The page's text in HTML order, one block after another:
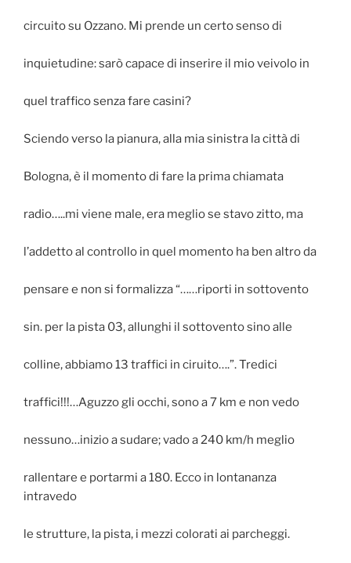
circuito su Ozzano. Mi prende un certo senso di
inquietudine: sarò capace di inserire il mio veivolo in
quel traffico senza fare casini?
Sciendo verso la pianura, alla mia sinistra la città di
Bologna, è il momento di fare la prima chiamata
radio…..mi viene male, era meglio se stavo zitto, ma
l’addetto al controllo in quel momento ha ben altro da
pensare e non si formalizza “……riporti in sottovento
sin. per la pista 03, allunghi il sottovento sino alle
colline, abbiamo 13 traffici in ciruito….”. Tredici
traffici!!!…Aguzzo gli occhi, sono a 7 km e non vedo
nessuno…inizio a sudare; vado a 240 km/h meglio
rallentare e portarmi a 180. Ecco in lontananza
intravedo
le strutture, la pista, i mezzi colorati ai parcheggi.